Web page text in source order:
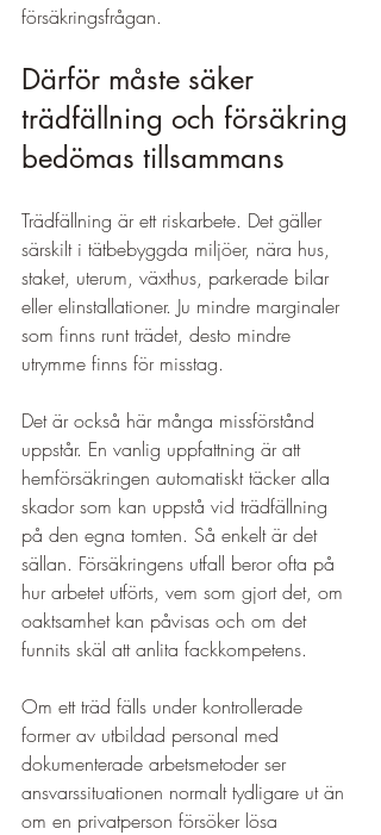
försäkringsfrågan.
Därför måste säker
trädfällning och försäkring
bedömas tillsammans
Trädfällning är ett riskarbete. Det gäller
särskilt i tätbebyggda miljöer, nära hus,
staket, uterum, växthus, parkerade bilar
eller elinstallationer. Ju mindre marginaler
som finns runt trädet, desto mindre
utrymme finns för misstag.
Det är också här många missförstånd
uppstår. En vanlig uppfattning är att
hemförsäkringen automatiskt täcker alla
skador som kan uppstå vid trädfällning
på den egna tomten. Så enkelt är det
sällan. Försäkringens utfall beror ofta på
hur arbetet utförts, vem som gjort det, om
oaktsamhet kan påvisas och om det
funnits skäl att anlita fackkompetens.
Om ett träd fälls under kontrollerade
former av utbildad personal med
dokumenterade arbetsmetoder ser
ansvarssituationen normalt tydligare ut än
om en privatperson försöker lösa